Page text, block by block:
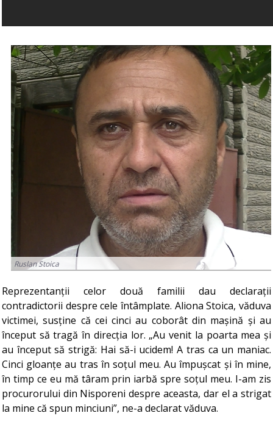
Ruslan Stoica
Reprezentanții celor două familii dau declarații
contradictorii despre cele întâmplate. Aliona Stoica, văduva
victimei, susține că cei cinci au coborât din mașină și au
început să tragă în direcția lor. „Au venit la poarta mea și
au început să strigă: Hai să-i ucidem! A tras ca un maniac.
Cinci gloanțe au tras în soțul meu. Au împușcat și în mine,
în timp ce eu mă târam prin iarbă spre soțul meu. I-am zis
procurorului din Nisporeni despre aceasta, dar el a strigat
la mine că spun minciuni”, ne-a declarat văduva.